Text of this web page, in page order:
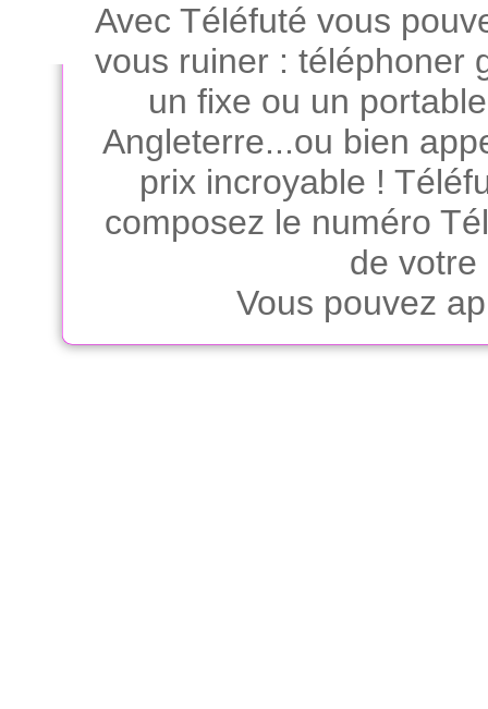
Avec Téléfuté vous
vous ruiner : téléphoner
un fixe ou un
Angleterre...ou bien
prix incroyable !
composez le numéro
de votre
Vous pouvez